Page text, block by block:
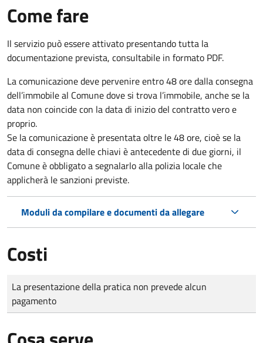
Come fare
Il servizio può essere attivato presentando tutta la
documentazione prevista, consultabile in formato PDF.
La comunicazione deve pervenireentro 48 oredalla consegna
dell’immobile al Comune dove si trova l’immobile, anche se la
data non coincide con la data di inizio del contratto vero e
proprio.
Se la comunicazione è presentata oltre le 48 ore, cioè se la
data di consegna delle chiavi è antecedente di due giorni, il
Comune è obbligato a segnalarlo alla polizia locale che
applicherà le sanzioni previste.
Moduli da compilare e documenti da allegare
Costi
Tipo di pagamento
Importo
La presentazione della pratica non prevede alcun
pagamento